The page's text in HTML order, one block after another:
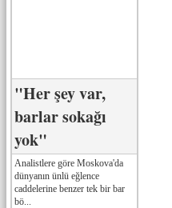
"Her şey var,
barlar sokağı
yok"
Analistlere göre Moskova'da
dünyanın ünlü eğlence
caddelerine benzer tek bir bar
bö...